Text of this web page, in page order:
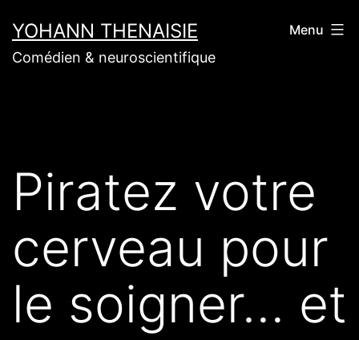
au
contenu
YOHANN THENAISIE
Comédien & neuroscientifique
Menu
Piratez votre
cerveau pour
le soigner… et